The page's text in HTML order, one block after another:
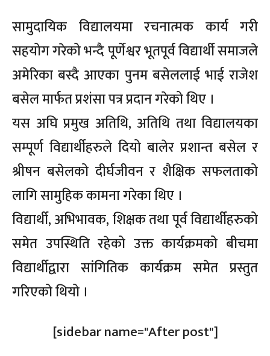
सामुदायिक विद्यालयमा रचनात्मक कार्य गरी
सहयोग गरेको भन्दै पूर्णेश्वर भूतपूर्व विद्यार्थी समाजले
अमेरिका बस्दै आएका पुनम बसेललाई भाई राजेश
बसेल मार्फत प्रशंसा पत्र प्रदान गरेको थिए ।
यस अघि प्रमुख अतिथि, अतिथि तथा विद्यालयका
सम्पूर्ण विद्यार्थीहरुले दियो बालेर प्रशान्त बसेल र
श्रीषन बसेलको दीर्घजीवन र शैक्षिक सफलताको
लागि सामुहिक कामना गरेका थिए ।
विद्यार्थी, अभिभावक, शिक्षक तथा पूर्व विद्यार्थीहरुको
समेत उपस्थिति रहेको उक्त कार्यक्रमको बीचमा
विद्यार्थीद्वारा सांगितिक कार्यक्रम समेत प्रस्तुत
गरिएको थियो ।
[sidebar name="After post"]